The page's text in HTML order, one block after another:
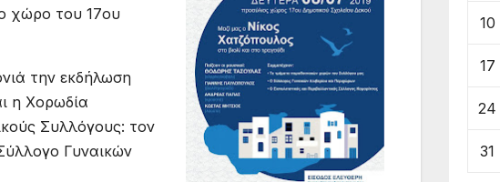
χώρο του 17ου
την εκδήλωση
η Χορωδία
Συλλόγους: τον
Γυναικών
10
17
24
31